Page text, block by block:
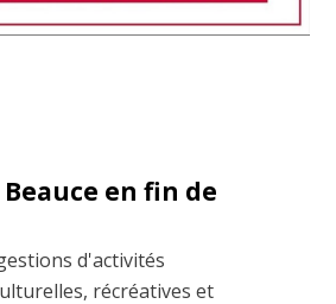
en fin de
d'activités
récréatives et